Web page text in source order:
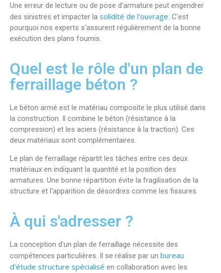
Une erreur de lecture ou de pose d'armature peut engendrer
des sinistres et impacter la solidité de l'ouvrage. C'est
pourquoi nos experts s'assurent régulièrement de la bonne
exécution des plans fournis.
Quel est le rôle d'un plan de
ferraillage béton ?
Le béton armé est le matériau composite le plus utilisé dans
la construction. Il combine le béton (résistance à la
compression) et les aciers (résistance à la traction). Ces
deux matériaux sont complémentaires.
Le plan de ferraillage répartit les tâches entre ces deux
matériaux en indiquant la quantité et la position des
armatures. Une bonne répartition évite la fragilisation de la
structure et l'apparition de désordres comme les fissures.
À qui s'adresser ?
La conception d'un plan de ferraillage nécessite des
compétences particulières. Il se réalise par un bureau
d'étude structure spécialisé en collaboration avec les